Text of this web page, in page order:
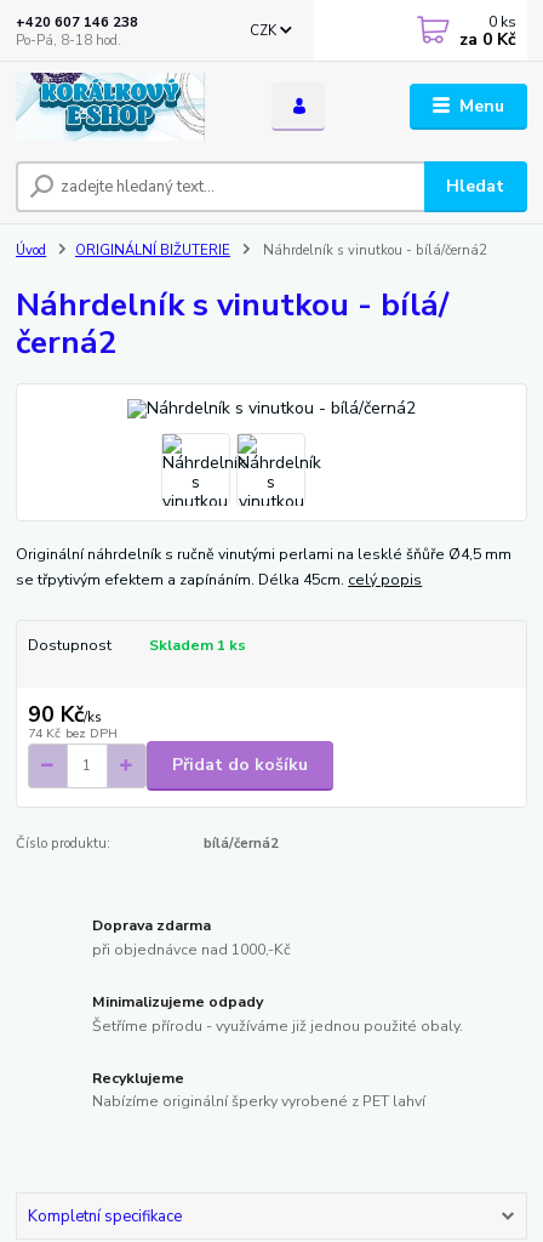
Menu
CZK
Hledat
+420 607 146 238
Po-Pá, 8-18 hod.
0 ks
za 0 Kč
Úvod ORIGINÁLNÍ BIŽUTERIE Náhrdelník s vinutkou - bílá/černá2
Náhrdelník s vinutkou - bílá/
černá2
Originální náhrdelník s ručně vinutými perlami na lesklé šňůře Ø4,5 mm
se třpytivým efektem a zapínáním. Délka 45cm. celý popis
Dostupnost Skladem 1 ks
90 Kč/ks
74 Kč bez DPH
Přidat do košíku
Číslo produktu: bílá/černá2
Doprava zdarma
při objednávce nad 1000,-Kč
Minimalizujeme odpady
Šetříme přírodu - využíváme již jednou použité obaly.
Recyklujeme
Nabízíme originální šperky vyrobené z PET lahví
Kompletní specifikace